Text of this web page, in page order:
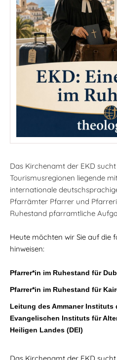
Das Kirchenamt der EKD
Tourismusregionen liegende
internationale
Pfarrämter Pfarrer und
Ruhestand pfarramtliche
Heute möchten wir Sie auf die
hinweisen:
Pfarrer*in im Ruhestand für
Pfarrer*in im Ruhestand für
Leitung des Ammaner Instituts
Evangelischen Instituts für
Heiligen Landes (DEI)